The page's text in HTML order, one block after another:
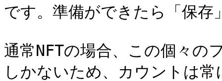
です。準備ができたら「保存
通常NFTの場合、この個々の
しかないため、カウントは常